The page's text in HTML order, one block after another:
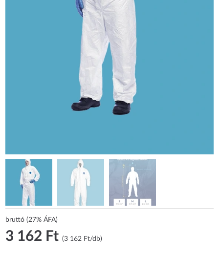
bruttó (27% ÁFA)
3 162 Ft(3 162 Ft/db)